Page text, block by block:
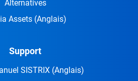
Alternatives
Assets (Anglais)
Support
SISTRIX (Anglais)